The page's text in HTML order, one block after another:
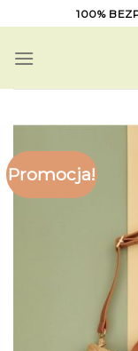
to
content
100%
Promocja!